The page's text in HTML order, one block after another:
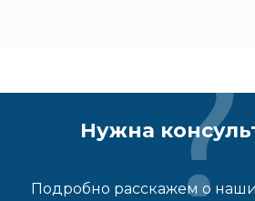
Нужна
Подробно расскажем о